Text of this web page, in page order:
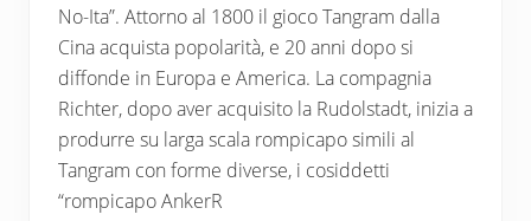
No-Ita”. Attorno al 1800 il gioco Tangram dalla
Cina acquista popolarità, e 20 anni dopo si
diffonde in Europa e America. La compagnia
Richter, dopo aver acquisito la Rudolstadt, inizia a
produrre su larga scala rompicapo simili al
Tangram con forme diverse, i cosiddetti
“rompicapo AnkerR